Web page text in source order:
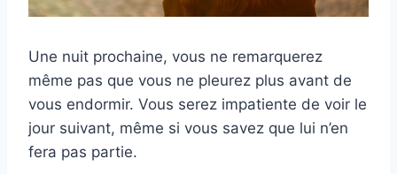
Une nuit prochaine, vous ne remarquerez
même pas que vous ne pleurez plus avant de
vous endormir. Vous serez impatiente de voir le
jour suivant, même si vous savez que lui n’en
fera pas partie.